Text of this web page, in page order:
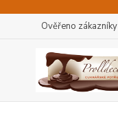
Ověřeno zákazníky